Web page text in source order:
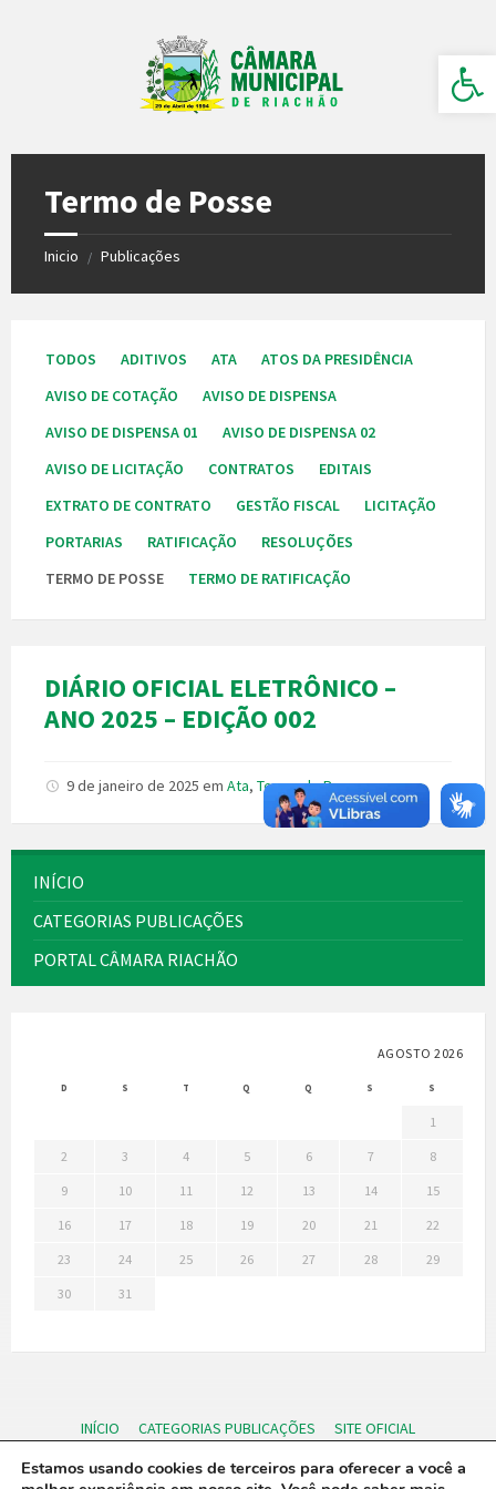
Barra de Ferramentas Aberta
Termo de Posse
Inicio / Publicações
TODOS ADITIVOS ATA
ATOS DA PRESIDÊNCIA
AVISO DE COTAÇÃO
AVISO DE DISPENSA
AVISO DE DISPENSA 01
AVISO DE DISPENSA 02
AVISO DE LICITAÇÃO
CONTRATOS
EDITAIS
EXTRATO DE CONTRATO
GESTÃO FISCAL
LICITAÇÃO
PORTARIAS
RATIFICAÇÃO
RESOLUÇÕES
TERMO DE POSSE
TERMO DE RATIFICAÇÃO
DIÁRIO OFICIAL ELETRÔNICO –
ANO 2025 – EDIÇÃO 002
9 de janeiro de 2025 em Ata, Termo de Posse
INÍCIO
CATEGORIAS PUBLICAÇÕES
PORTAL CÂMARA RIACHÃO
AGOSTO 2026
D S T Q Q S S
1
2 3 4 5 6 7 8
9 10 11 12 13 14 15
16 17 18 19 20 21 22
23 24 25 26 27 28 29
30 31
INÍCIO CATEGORIAS PUBLICAÇÕES
SITE OFICIAL
Estamos usando cookies de terceiros para oferecer a você a